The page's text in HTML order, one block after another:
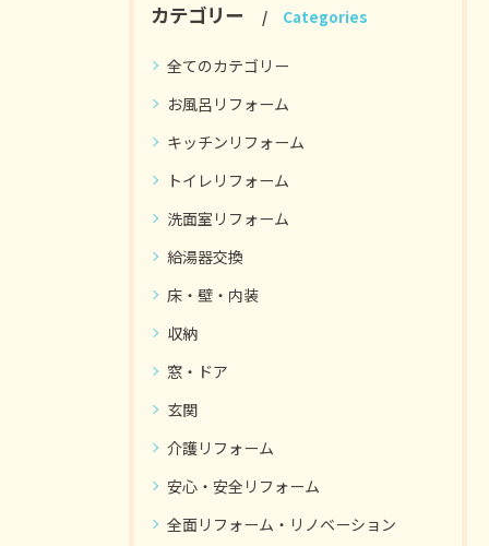
カテゴリー Categories
全てのカテゴリー
お風呂リフォーム
キッチンリフォーム
トイレリフォーム
洗面室リフォーム
給湯器交換
床・壁・内装
収納
窓・ドア
玄関
介護リフォーム
安心・安全リフォーム
全面リフォーム・リノベーション